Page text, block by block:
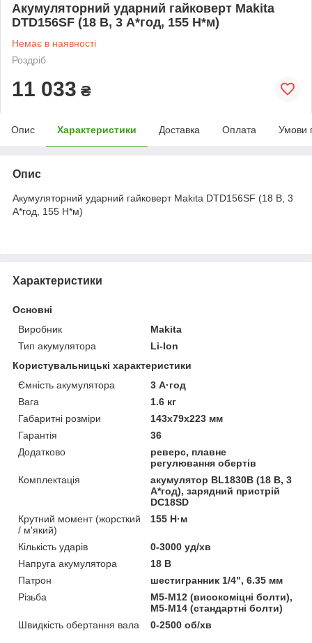
Акумуляторний ударний гайковерт Makita
DTD156SF (18 В, 3 А*год, 155 Н*м)
Немає в наявності
Роздріб
11 033 ₴
Опис Характеристики Доставка Оплата Умови
Опис
Акумуляторний ударний гайковерт Makita DTD156SF (18 В, 3
А*год, 155 Н*м)
Характеристики
Основні
Виробник
Makita
Тип акумулятора
Li-Ion
Користувальницькі характеристики
Ємність акумулятора
3 А·год
Вага
1.6 кг
Габаритні розміри
143x79x223 мм
Гарантія
36
Додатково
реверс, плавне
регулювання обертів
Комплектація
акумулятор BL1830B (18 В, 3
А*год), зарядний пристрій
DC18SD
Крутний момент (жорсткий
/ м'який)
155 Н·м
Кількість ударів
0-3000 уд/хв
Напруга акумулятора
18 В
Патрон
шестигранник 1/4", 6.35 мм
Різьба
M5-M12 (високоміцні болти),
M5-M14 (стандартні болти)
Швидкість обертання вала
0-2500 об/хв